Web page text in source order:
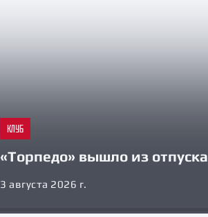
КЛУБ
«Торпедо» вышло из отпуска
3 августа 2026 г.